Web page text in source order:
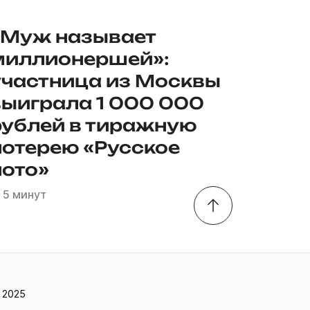
называет
из Москвы
1 000 000
в тиражную
«Русское
5 минут